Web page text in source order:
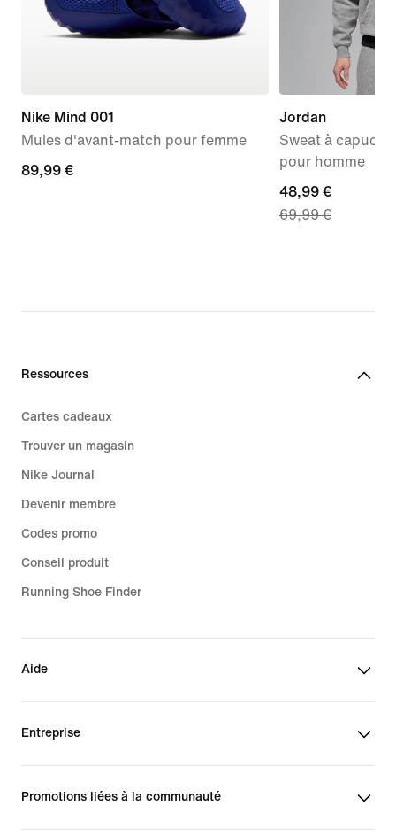
Nike Mind 001
Mules d'avant-match pour femme
89,99 €
89,99 €
Jordan
Sweat à
pour homme
current
price
69,99 €
48,99 €
69,99 €
Ressources
Cartes cadeaux
Trouver un magasin
Nike Journal
Devenir membre
Codes promo
Conseil produit
Running Shoe Finder
Aide
Entreprise
Promotions liées à la communauté